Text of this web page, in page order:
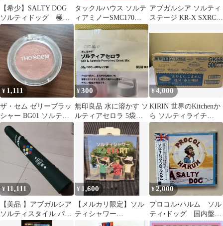
【希少】SALTY DOG
ソルティドッグ 極太
チノパン
タックルハウス ソルテ
ィアミノーSMC170
TKLM"8/9.5" セット
アブガルシア ソルティ
ステージ KR-X SXRC-
¥ 1,111
ザ・セム ゼリーブラッ
シャー BG01 ソルティ
ベージュ
¥300
無印良品 水に溶かす ソ
ルティアセロラ 5袋入
¥4,000
KIRIN 世界のKitchenか
ら ソルティライチ
500ml 24本
¥ 11,111
【美品 】アブガルシア
ソルティスタイル パッ
クロッド ベイトフィネ
¥ 1,600
【メルカリ限定】ソル
ティシャワー
「ReSTART」サイン入
¥2,000
プロコル•ハルム ソル
ティ•ドッグ 国内盤
CD